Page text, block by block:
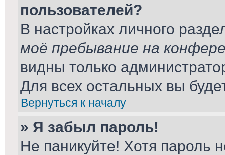
пользователей?
В настройках личного
моё пребывание на
видны только
Для всех остальных вы
Вернуться к началу
» Я забыл пароль!
Не паникуйте! Хотя пароль